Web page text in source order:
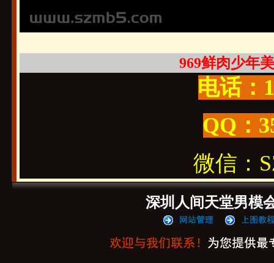
969鲜肉少年
电话：
QQ：
微信：
深圳人间天堂男模